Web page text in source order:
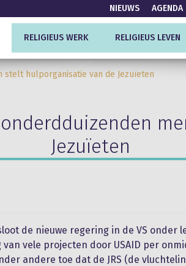
NIEUWS AGENDA
RELIGIEUS WERK RELIGIEUS LEVEN
stelt hulporganisatie van de Jezuïeten
Jezuïeten
de nieuwe regering in de VS onder
vele projecten door USAID per
andere toe dat de JRS (de